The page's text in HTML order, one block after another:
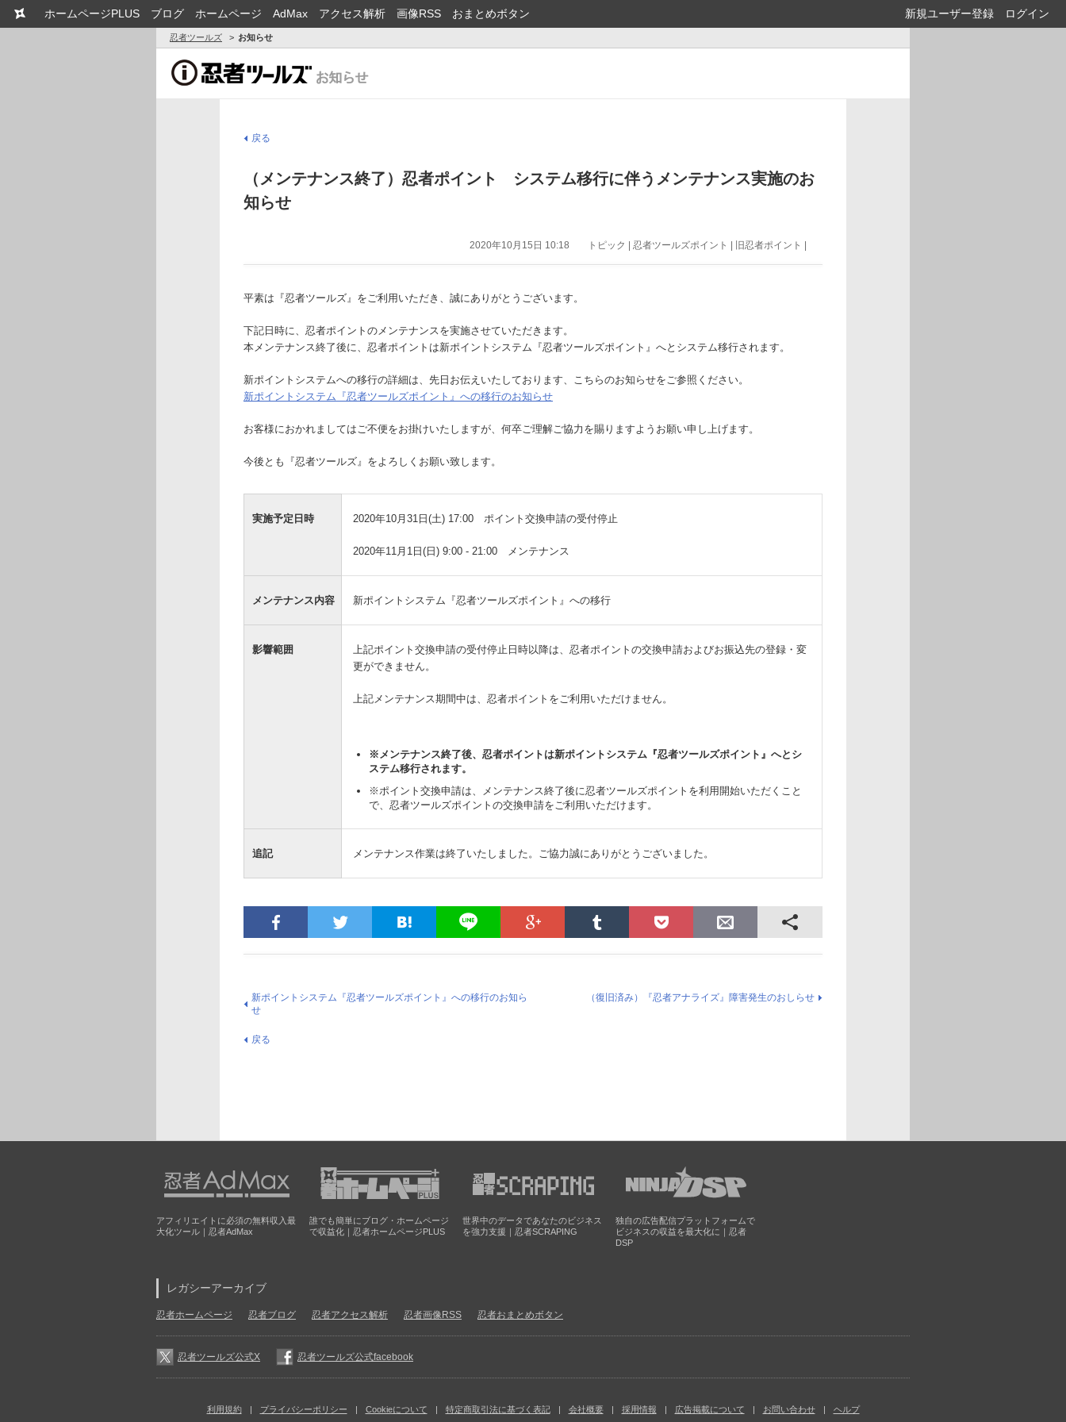
新規ユーザー登録 ログイン
ホームページPLUS ブログ ホームページ AdMax アクセス解析 画像RSS おまとめボタン
忍者ツールズ お知らせ
戻る
（メンテナンス終了）忍者ポイント システム移行に伴うメンテナンス実施のお
知らせ
トピック | 忍者ツールズポイント | 旧忍者ポイント |
2020年10月15日 10:18
平素は『忍者ツールズ』をご利用いただき、誠にありがとうございます。
下記日時に、忍者ポイントのメンテナンスを実施させていただきます。
本メンテナンス終了後に、忍者ポイントは新ポイントシステム『忍者ツールズポイント』へとシステム移行されます。
新ポイントシステムへの移行の詳細は、先日お伝えいたしております、こちらのお知らせをご参照ください。
新ポイントシステム『忍者ツールズポイント』への移行のお知らせ
お客様におかれましてはご不便をお掛けいたしますが、何卒ご理解ご協力を賜りますようお願い申し上げます。
今後とも『忍者ツールズ』をよろしくお願い致します。
実施予定日時 2020年10月31日(土) 17:00 ポイント交換申請の受付停止
2020年11月1日(日) 9:00 - 21:00 メンテナンス
メンテナンス内容 新ポイントシステム『忍者ツールズポイント』への移行
影響範囲
上記ポイント交換申請の受付停止日時以降は、忍者ポイントの交換申請およびお振込先の登録・変
更ができません。
上記メンテナンス期間中は、忍者ポイントをご利用いただけません。
※メンテナンス終了後、忍者ポイントは新ポイントシステム『忍者ツールズポイント』へとシ
ステム移行されます。
※ポイント交換申請は、メンテナンス終了後に忍者ツールズポイントを利用開始いただくこと
で、忍者ツールズポイントの交換申請をご利用いただけます。
追記 メンテナンス作業は終了いたしました。ご協力誠にありがとうございました。
新ポイントシステム『忍者ツールズポイント』への移行のお知ら
せ
（復旧済み）『忍者アナライズ』障害発生のおしらせ
戻る
アフィリエイトに必須の無料収入最
大化ツール｜忍者AdMax
誰でも簡単にブログ・ホームページ
で収益化｜忍者ホームページPLUS
世界中のデータであなたのビジネス
を強力支援｜忍者SCRAPING
独自の広告配信プラットフォームで
ビジネスの収益を最大化に｜忍者
DSP
レガシーアーカイブ
忍者ホームページ 忍者ブログ 忍者アクセス解析 忍者画像RSS 忍者おまとめボタン
忍者ツールズ公式X 忍者ツールズ公式facebook
利用規約 プライバシーポリシー Cookieについて 特定商取引法に基づく表記 会社概要 採用情報 広告掲載について お問い合わせ ヘルプ